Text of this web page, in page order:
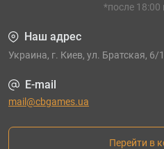
*после 18:00
Наш адрес
Украина, г. Киев, ул. Братская,
E-mail
mail@cbgames.ua
Перейти в